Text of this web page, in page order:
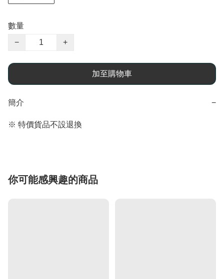
數量
−
+
加至購物車
簡介 −
※ 特價貨品不設退換
你可能感興趣的商品